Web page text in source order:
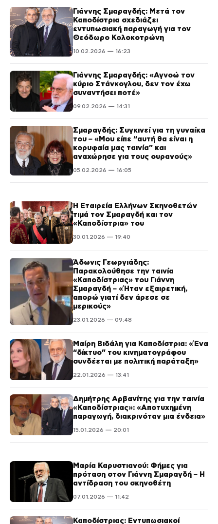
Γιάννης Σμαραγδής: Μετά τον
Καποδίστρια σχεδιάζει
εντυπωσιακή παραγωγή για τον
Θεόδωρο Κολοκοτρώνη
10.02.2026 — 16:23
Γιάννης Σμαραγδής: «Αγνοώ τον
κύριο Στάνκογλου, δεν τον έχω
συναντήσει ποτέ»
09.02.2026 — 14:31
Σμαραγδής: Συγκινεί για τη γυναίκα
του – «Μου είπε “αυτή θα είναι η
κορυφαία μας ταινία” και
αναχώρησε για τους ουρανούς»
05.02.2026 — 16:05
Η Εταιρεία Ελλήνων Σκηνοθετών
τιμά τον Σμαραγδή και τον
«Καποδίστρια» του
30.01.2026 — 19:40
Άδωνις Γεωργιάδης:
Παρακολούθησε την ταινία
«Καποδίστριας» του Γιάννη
Σμαραγδή – «Ήταν εξαιρετική,
απορώ γιατί δεν άρεσε σε
μερικούς»
23.01.2026 — 09:48
Μαίρη Βιδάλη για Καποδίστρια: «Ένα
“δίκτυο” του κινηματογράφου
συνδέεται με πολιτική παράταξη»
22.01.2026 — 13:41
Δημήτρης Αρβανίτης για την ταινία
«Καποδίστριας»: «Αποτυχημένη
παραγωγή, διακρινόταν μια ένδεια»
15.01.2026 — 20:01
Μαρία Καρυστιανού: Φήμες για
πρόταση στον Γιάννη Σμαραγδή – Η
αντίδραση του σκηνοθέτη
07.01.2026 — 11:42
Καποδίστριας: Εντυπωσιακοί